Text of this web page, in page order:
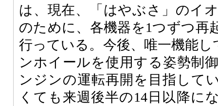
は、現在、「はやぶさ」のイ
のために、各機器を1つずつ再
行っている。今後、唯一機能
ンホイールを使用する姿勢制
ンジンの運転再開を目指して
くても来週後半の14日以降に